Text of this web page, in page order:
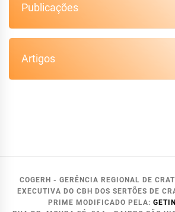
Publicações
Artigos
COGERH - GERÊNCIA REGIONAL DE
EXECUTIVA DO CBH DOS SERTÕES DE
PRIME MODIFICADO PELA: